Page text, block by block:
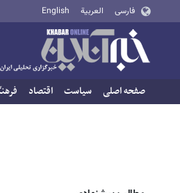
فارسی العربية English
صفحه اصلی سیاست اقتصاد